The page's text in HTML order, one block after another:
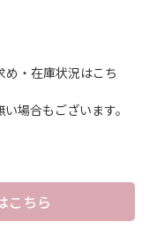
・在庫状況はこち
場合もございます。
こちら